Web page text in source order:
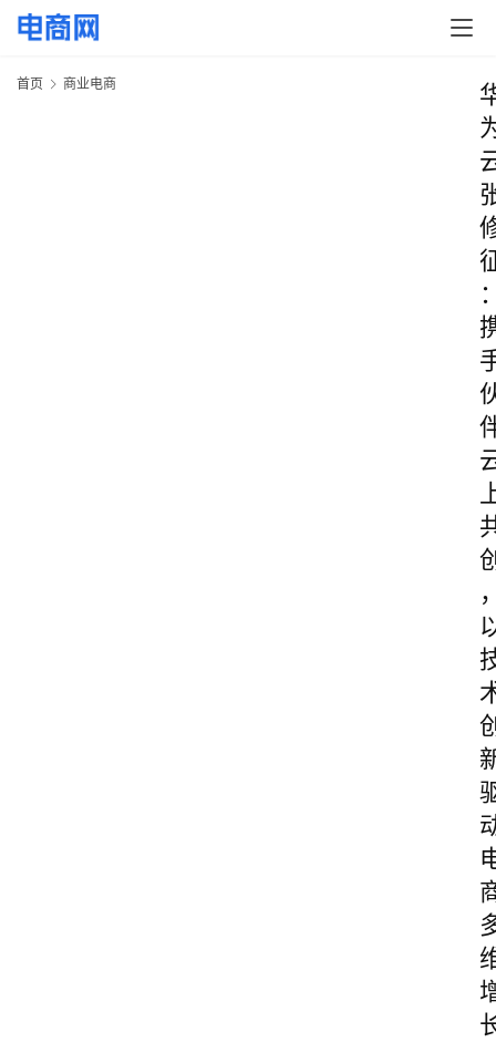
首页 商业电商